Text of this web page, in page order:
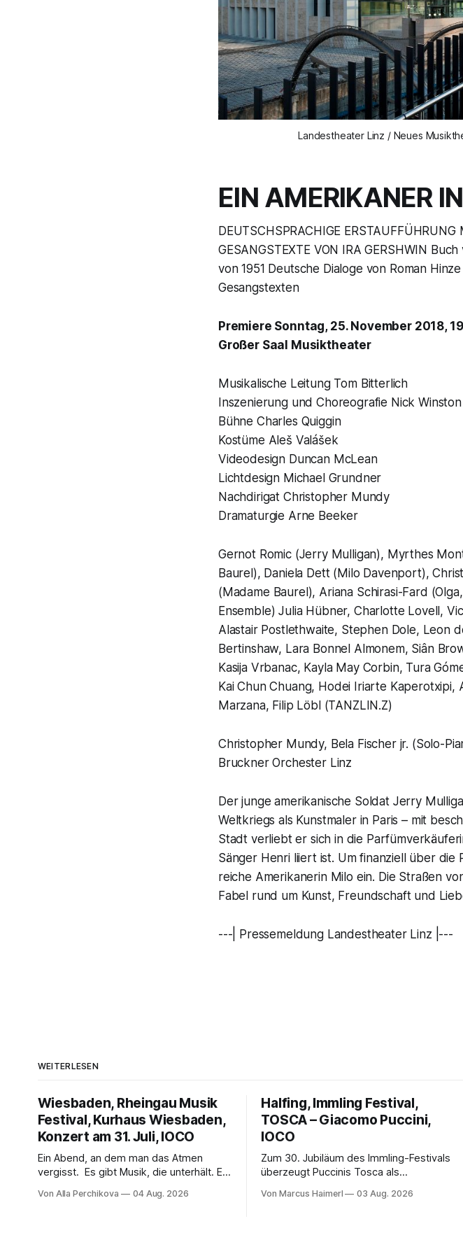
Landestheater Linz / Neues
EIN AMERIKANER
DEUTSCHSPRACHIGE ERSTAUFFÜHRUNG
GESANGSTEXTE VON IRA GERSHWIN
von 1951 Deutsche Dialoge von Roman
Gesangstexten
Premiere Sonntag, 25. November 2018,
Großer Saal Musiktheater
Musikalische Leitung Tom Bitterlich
Inszenierung und Choreografie Nick Winston
Bühne Charles Quiggin
Kostüme Aleš Valášek
Videodesign Duncan McLean
Lichtdesign Michael Grundner
Nachdirigat Christopher Mundy
Dramaturgie Arne Beeker
Gernot Romic (Jerry Mulligan), Myrthes
Baurel), Daniela Dett (Milo Davenport),
(Madame Baurel), Ariana Schirasi-Fard
Ensemble) Julia Hübner, Charlotte Lovell,
Alastair Postlethwaite, Stephen Dole, Leon
Bertinshaw, Lara Bonnel Almonem, Siân
Kasija Vrbanac, Kayla May Corbin, Tura
Kai Chun Chuang, Hodei Iriarte
Marzana, Filip Löbl (TANZLIN.Z)
Christopher Mundy, Bela Fischer jr. (Solo-
Bruckner Orchester Linz
Der junge amerikanische Soldat Jerry
Weltkriegs als Kunstmaler in Paris – mit
Stadt verliebt er sich in die
Sänger Henri liiert ist. Um finanziell über
reiche Amerikanerin Milo ein. Die Straßen
Fabel rund um Kunst, Freund­schaft und
---| Pressemeldung Landestheater Linz |---
WEITERLESEN
Wiesbaden, Rheingau Musik
Festival, Kurhaus Wiesbaden,
Konzert am 31. Juli, IOCO
Ein Abend, an dem man das Atmen
vergisst. Es gibt Musik, die unterhält. Es
Musik, nach der man minutenlang kein
Von Alla Perchikova 04 Aug. 2026
Halfing, Immling Festival,
TOSCA – Giacomo Puccini,
IOCO
Zum 30. Jubiläum des Immling-Festivals
überzeugt Puccinis Tosca als
Überwachungsstaat der 1950er-Jahre.
Von Marcus Haimerl 03 Aug. 2026